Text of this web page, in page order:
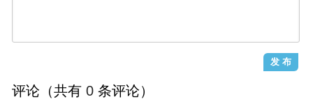
评论（共有 0 条评论）